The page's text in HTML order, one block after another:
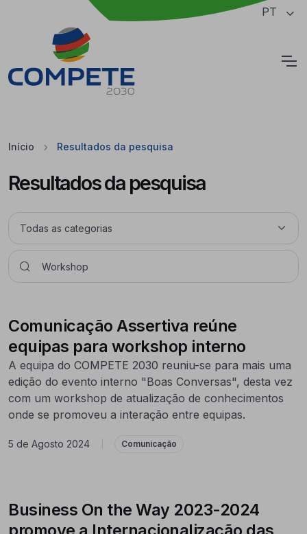
Saltar para o conteúdo principal da página PT
Início Resultados da pesquisa
Resultados da pesquisa
Comunicação Assertiva reúne
equipas para workshop interno
A equipa do COMPETE 2030 reuniu-se para mais uma
edição do evento interno "Boas Conversas", desta vez
com um workshop de atualização de conhecimentos
onde se promoveu a interação entre equipas.
5 de Agosto 2024 Comunicação
Business On the Way 2023-2024